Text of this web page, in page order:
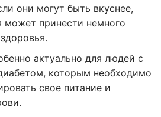
они могут быть вкуснее,
может принести немного
актуально для людей с
которым необходимо
свое питание и